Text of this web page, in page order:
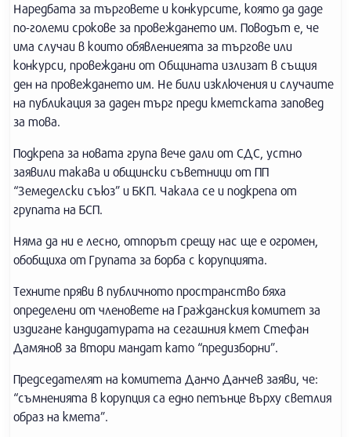
Наредбата за търговете и конкурсите, която да даде
по-големи срокове за провеждането им. Поводът е, че
има случаи в които обявлениеята за търгове или
конкурси, провеждани от Общината излизат в същия
ден на провеждането им. Не били изключения и случаите
на публикация за даден търг преди кметската заповед
за това.
Подкрепа за новата група вече дали от СДС, устно
заявили такава и общински съветници от ПП
“Земеделски съюз” и БКП. Чакала се и подкрепа от
групата на БСП.
Няма да ни е лесно, отпорът срещу нас ще е огромен,
обобщиха от Групата за борба с корупцията.
Техните пряви в публичното пространство бяха
определени от членовете на Гражданския комитет за
издигане кандидатурата на сегашния кмет Стефан
Дамянов за втори мандат като “предизборни”.
Председателят на комитета Данчо Данчев заяви, че:
“съмненията в корупция са едно петънце върху светлия
образ на кмета”.